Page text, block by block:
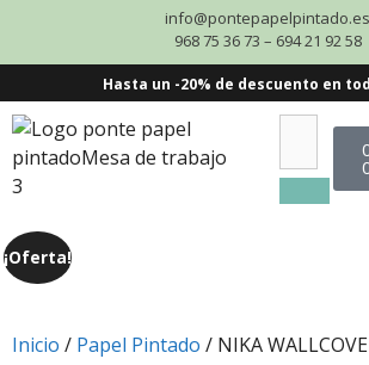
info@pontepapelpintado.es
968 75 36 73 – 694 21 92 58
Hasta un -20% de descuento en
¡Oferta!
Inicio / Papel Pintado / NIKA